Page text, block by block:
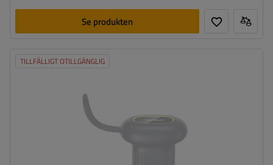
Se produkten
TILLFÄLLIGT OTILLGÄNGLIG